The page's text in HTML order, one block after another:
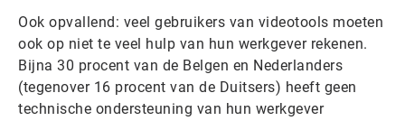
Ook opvallend: veel gebruikers van videotools moeten
ook op niet te veel hulp van hun werkgever rekenen.
Bijna 30 procent van de Belgen en Nederlanders
(tegenover 16 procent van de Duitsers) heeft geen
technische ondersteuning van hun werkgever